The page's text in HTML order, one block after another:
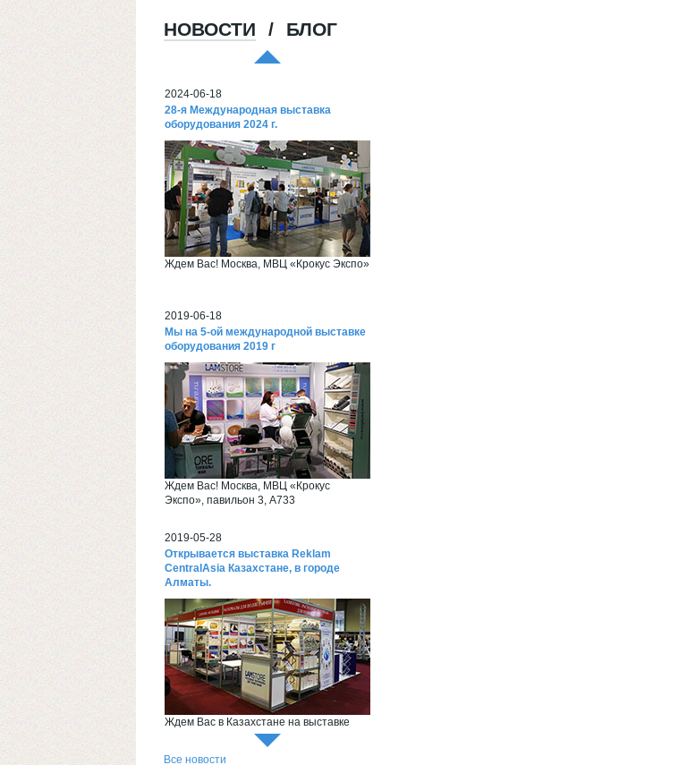
НОВОСТИ / БЛОГ
Хорошая пленка для ламинации, для
хороших клиентов!
2024-06-18
28-я Международная выставка
оборудования 2024 г.
Ждем Вас! Москва, МВЦ «Крокус Экспо»
2019-06-18
Мы на 5-ой международной выставке
оборудования 2019 г
Ждем Вас! Москва, МВЦ «Крокус
Экспо», павильон 3, А733
2019-05-28
Открывается выставка Reklam
CentralAsia Казахстане, в городе
Алматы.
Ждем Вас в Казахстане на выставке
Reklam CentralAsia
2018-06-26
Все новости